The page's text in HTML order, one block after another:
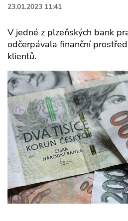
23.01.2023 11:41
V jedné z plzeňských bank
odčerpávala finanční
klientů.